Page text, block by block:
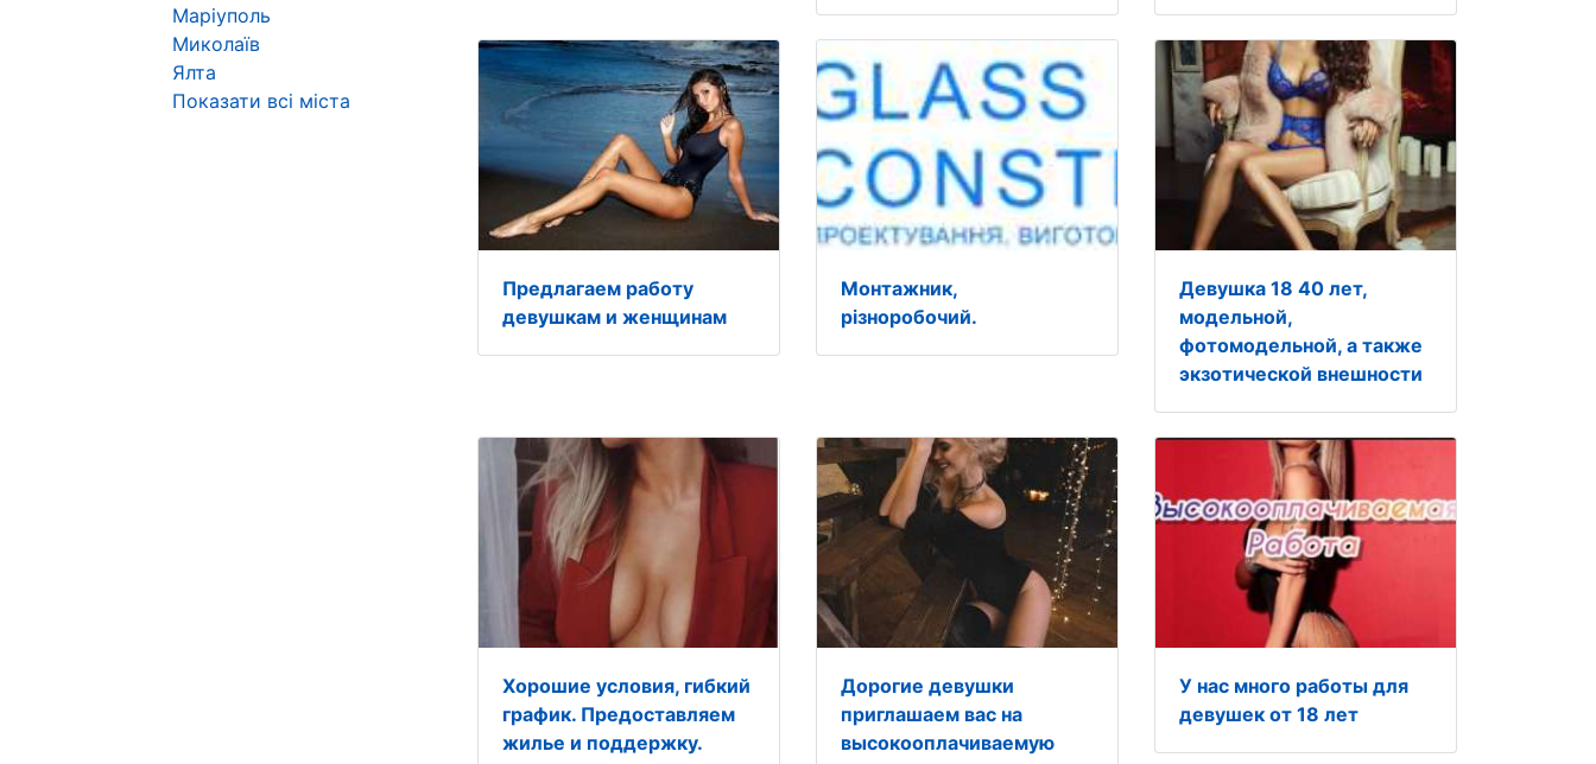
Предлагаем работу
девушкам и женщинам
Монтажник,
різноробочий.
Девушка 18 40 лет,
модельной,
фотомодельной, а также
экзотической внешности
Хорошие условия, гибкий
график. Предоставляем
жилье и поддержку.
Дорогие девушки
приглашаем вас на
высокооплачиваемую
У нас много работы для
девушек от 18 лет
Маріуполь
Миколаїв
Ялта
Показати всі міста